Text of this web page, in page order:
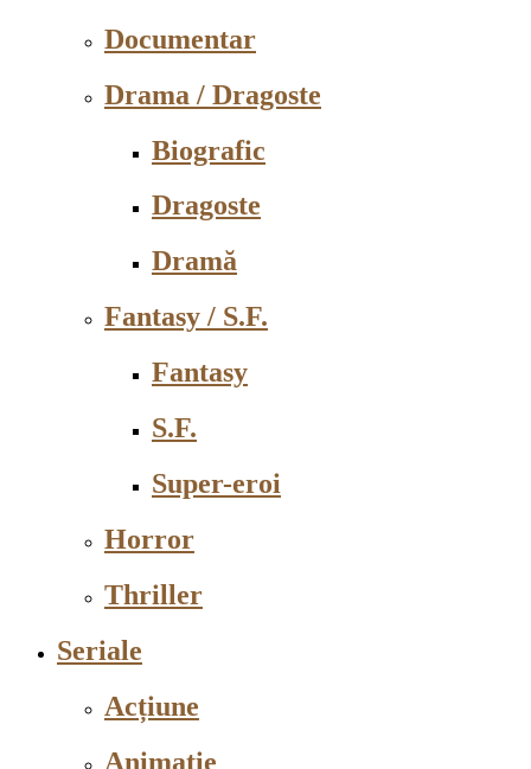
Documentar
Drama / Dragoste
Biografic
Dragoste
Dramă
Fantasy / S.F.
Fantasy
S.F.
Super-eroi
Horror
Thriller
Seriale
Acțiune
Animație